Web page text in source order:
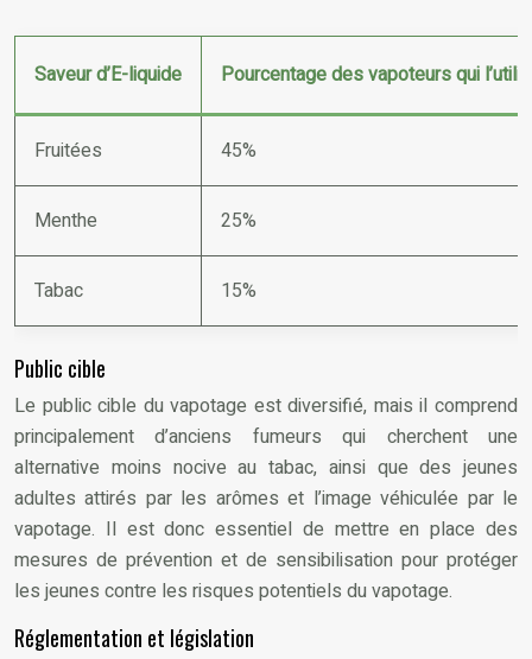
Saveur d’E-liquide Pourcentage des vapoteurs qui
Fruitées 45%
Menthe 25%
Tabac 15%
Public cible
Le public cible du vapotage est diversifié, mais il comprend
principalement d’anciens fumeurs qui cherchent une
alternative moins nocive au tabac, ainsi que des jeunes
adultes attirés par les arômes et l’image véhiculée par le
vapotage. Il est donc essentiel de mettre en place des
mesures de prévention et de sensibilisation pour protéger
les jeunes contre les risques potentiels du vapotage.
Réglementation et législation